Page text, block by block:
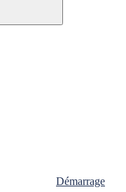
Démarrage